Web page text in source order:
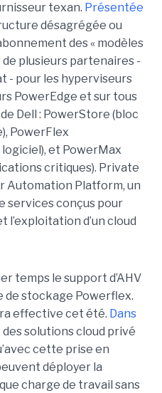
texan. Présentée
désagrégée ou
des « modèles
plusieurs partenaires -
- pour les hyperviseurs
PowerEdge et sur tous
Dell : PowerStore (bloc
PowerFlex
et PowerMax
critiques). Private
Automation Platform, un
services conçus pour
d’un cloud
temps le support d’AHV
de stockage Powerflex.
effective cet été. Dans
des solutions cloud privé
cette prise en
déployer la
charge de travail sans